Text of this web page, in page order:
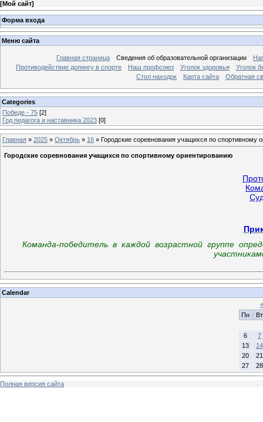
[Мой сайт]
Форма входа
Меню сайта
Главная страница Сведения об образовательной организации
Противодействие допингу в спорте
Наш профсоюз Уголок здоровья
Уголок
Стол находок
Карта сайта Обратная
Categories
Победе - 75 [2]
Год педагога и наставника 2023 [0]
Главная » 2025 » Октябрь » 16 » Городские соревнования учащихся по спортивному
Городские соревнования учащихся по спортивному ориентированию
Команда-победитель в каждой возрастной группе
Calendar
«
Пн
Вт
6
7
13
14
20
21
27
28
Полная версия сайта